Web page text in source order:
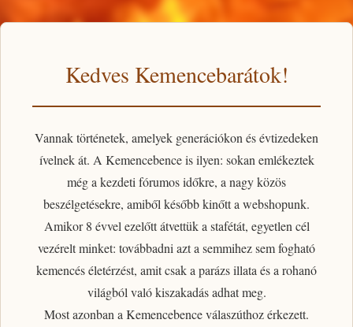
Kedves Kemencebarátok!
Vannak történetek, amelyek generációkon és évtizedeken
ívelnek át. A Kemencebenceis ilyen: sokan emlékeztek
még a kezdeti fórumos időkre, a nagy közös
beszélgetésekre, amiből később kinőtt a webshopunk.
Amikor 8 évvel ezelőtt átvettük a stafétát, egyetlen cél
vezérelt minket: továbbadni azt a semmihez sem fogható
kemencés életérzést, amit csak a parázs illata és a rohanó
világból való kiszakadás adhat meg.
Most azonban a Kemencebence válaszúthoz érkezett.